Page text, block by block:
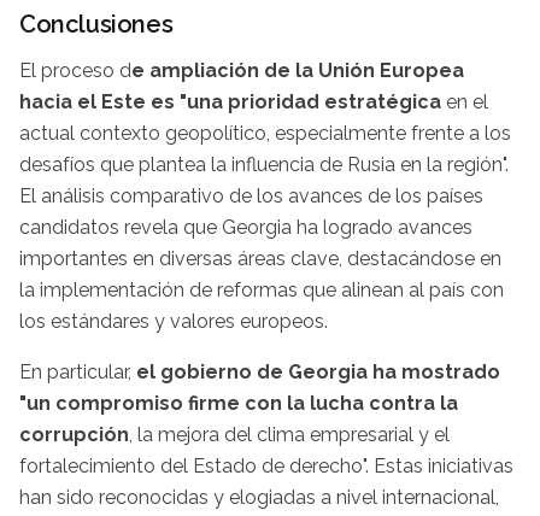
Conclusiones
El proceso de ampliación de la Unión Europea
hacia el Este es "una prioridad estratégica en el
actual contexto geopolítico, especialmente frente a los
desafíos que plantea la influencia de Rusia en la región".
El análisis comparativo de los avances de los países
candidatos revela que Georgia ha logrado avances
importantes en diversas áreas clave, destacándose en
la implementación de reformas que alinean al país con
los estándares y valores europeos.
En particular, el gobierno de Georgia ha mostrado
"un compromiso firme con la lucha contra la
corrupción, la mejora del clima empresarial y el
fortalecimiento del Estado de derecho". Estas iniciativas
han sido reconocidas y elogiadas a nivel internacional,